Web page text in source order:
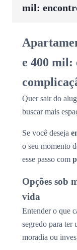
mil:
e 400 mil:
Quer sair do
buscar mais
Se você deseja
o seu momento
esse passo com
Opções sob
vida
Entender o que
segredo para ter
moradia ou